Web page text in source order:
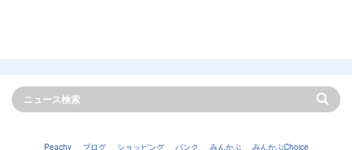
Peachy ブログ ショッピング バンク みんかぶ
みんかぶChoice